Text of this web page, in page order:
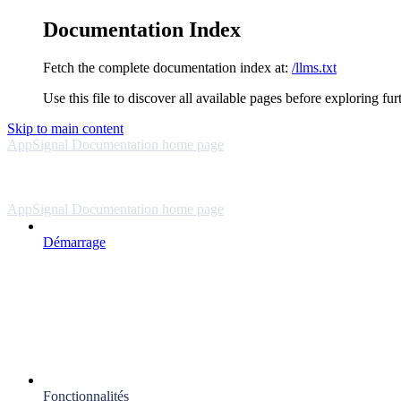
Documentation Index
Fetch the complete documentation index at: /llms.txt
Use this file to discover all available pages before exploring
Skip to main content
AppSignal Documentation home page
AppSignal Documentation home page
Démarrage
Fonctionnalités